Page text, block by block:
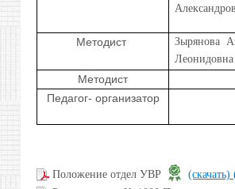
Методист
Зырянова
Леонидовна
Методист
Педагог- организатор
Положение отдел УВР (скачать)